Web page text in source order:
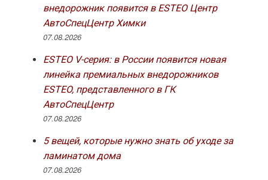
внедорожник появится в ESTEO Центр
АвтоСпецЦентр Химки
07.08.2026
ESTEO V-серия: в России появится новая
линейка премиальных внедорожников
ESTEO, представленного в ГК
АвтоСпецЦентр
07.08.2026
5 вещей, которые нужно знать об уходе за
ламинатом дома
07.08.2026